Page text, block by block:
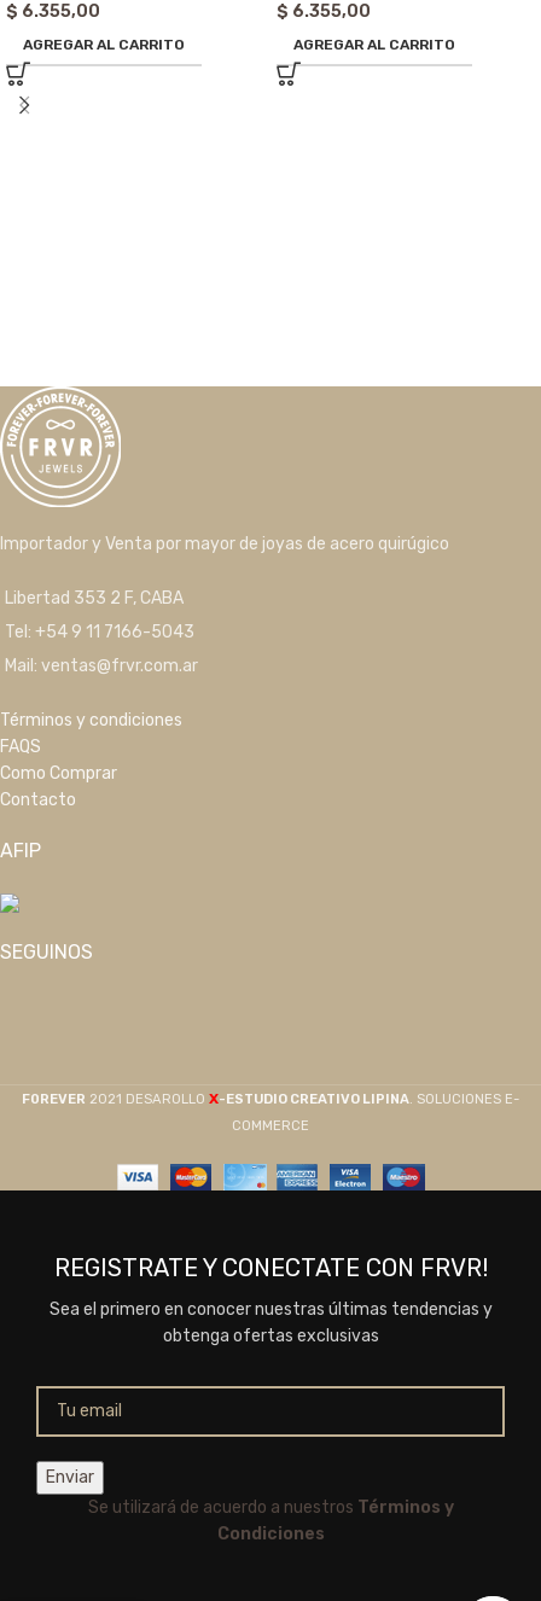
$ 6.355,00
AGREGAR AL CARRITO
$ 6.355,00
AGREGAR AL CARRITO
Importador y Venta por mayor de joyas de acero quirúgico
Libertad 353 2 F, CABA
Tel: +54 9 11 7166-5043
Mail: ventas@frvr.com.ar
Términos y condiciones
FAQS
Como Comprar
Contacto
AFIP
SEGUINOS
F0REVER 2021 DESAROLLO X-ESTUDIO CREATIVO LIPINA. SOLUCIONES E-
COMMERCE
REGISTRATE Y CONECTATE CON FRVR!
Sea el primero en conocer nuestras últimas tendencias y
obtenga ofertas exclusivas
Se utilizará de acuerdo a nuestros Términos y
Condiciones